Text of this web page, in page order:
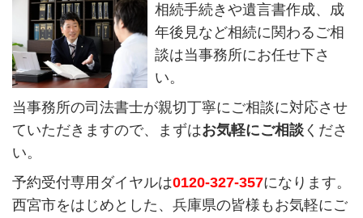
相続手続きや遺言書作成、成
年後見など相続に関わるご相
談は当事務所にお任せ下さ
い。
当事務所の司法書士が親切丁寧にご相談に対応させ
ていただきますので、まずはお気軽にご相談くださ
い。
予約受付専用ダイヤルは0120-327-357になります。
西宮市をはじめとした、兵庫県の皆様もお気軽にご